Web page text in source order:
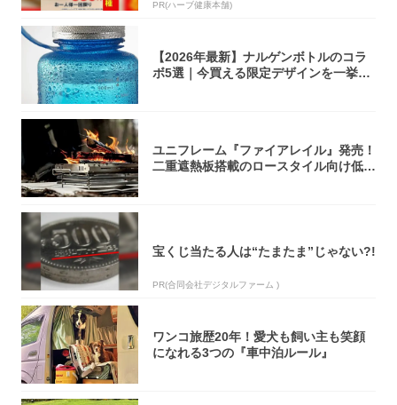
PR(ハーブ健康本舗)
【2026年最新】ナルゲンボトルのコラ
ボ5選｜今買える限定デザインを一挙紹
ユニフレーム『ファイアレイル』発売！
二重遮熱板搭載のロースタイル向け低型
宝くじ当たる人は“たまたま”じゃない?!
PR(合同会社デジタルファーム )
ワンコ旅歴20年！愛犬も飼い主も笑顔
になれる3つの『車中泊ルール』